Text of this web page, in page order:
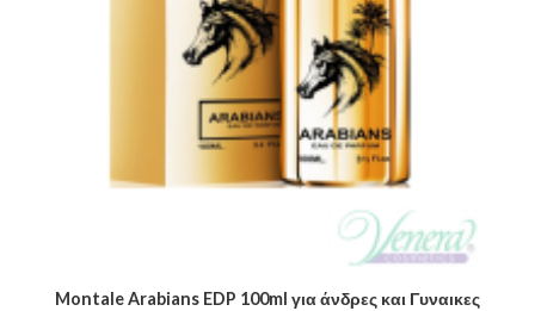
Montale Arabians EDP 100ml για άνδρες και Γυναικες